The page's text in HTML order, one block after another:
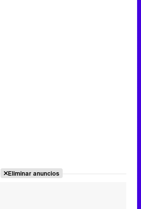
Eliminar anuncios